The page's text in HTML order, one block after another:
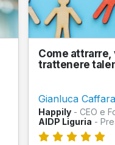
Come attrarre,
trattenere
Gianluca
Happily - CEO e
AIDP Liguria -